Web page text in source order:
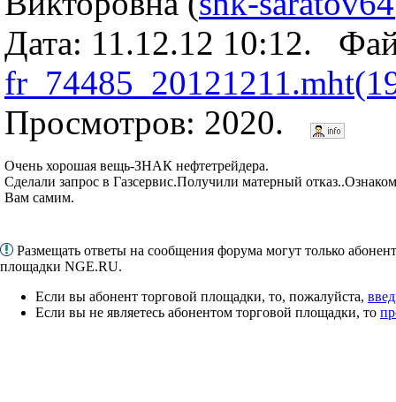
Дата: 11.12.12 10:12.
Просмотров: 2020.
Очень хорошая вещь-ЗНАК нефтетрейдера.
Сделали запрос в Газсервис.Получили матерный
Вам самим.
Размещать ответы на сообщения форума могут только
площадки NGE.RU.
Если вы абонент торговой площадки, то, пожалуйста,
Если вы не являетесь абонентом торговой площадки, то